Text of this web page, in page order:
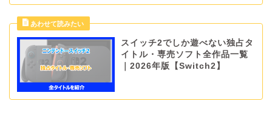
スイッチ2でしか遊べない独占タ
イトル・専売ソフト全作品一覧
｜2026年版【Switch2】